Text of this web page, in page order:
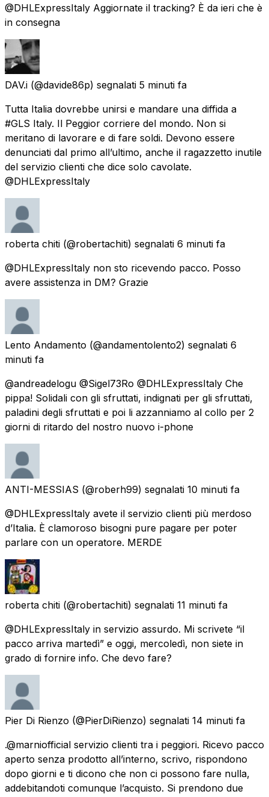
@DHLExpressItaly Aggiornate il tracking? È da ieri che è
in consegna
DAV.i (@davide86p) segnalati 5 minuti fa
Tutta Italia dovrebbe unirsi e mandare una diffida a
#GLS Italy. Il Peggior corriere del mondo. Non si
meritano di lavorare e di fare soldi. Devono essere
denunciati dal primo all’ultimo, anche il ragazzetto inutile
del servizio clienti che dice solo cavolate.
@DHLExpressItaly
roberta chiti (@robertachiti) segnalati 6 minuti fa
@DHLExpressItaly non sto ricevendo pacco. Posso
avere assistenza in DM? Grazie
Lento Andamento (@andamentolento2) segnalati 6
minuti fa
@andreadelogu @Sigel73Ro @DHLExpressItaly Che
pippa! Solidali con gli sfruttati, indignati per gli sfruttati,
paladini degli sfruttati e poi li azzanniamo al collo per 2
giorni di ritardo del nostro nuovo i-phone
ANTI-MESSIAS (@roberh99) segnalati 10 minuti fa
@DHLExpressItaly avete il servizio clienti più merdoso
d’Italia. È clamoroso bisogni pure pagare per poter
parlare con un operatore. MERDE
roberta chiti (@robertachiti) segnalati 11 minuti fa
@DHLExpressItaly in servizio assurdo. Mi scrivete “il
pacco arriva martedì” e oggi, mercoledì, non siete in
grado di fornire info. Che devo fare?
Pier Di Rienzo (@PierDiRienzo) segnalati 14 minuti fa
.@marniofficial servizio clienti tra i peggiori. Ricevo pacco
aperto senza prodotto all’interno, scrivo, rispondono
dopo giorni e ti dicono che non ci possono fare nulla,
addebitandoti comunque l’acquisto. Si prendono due